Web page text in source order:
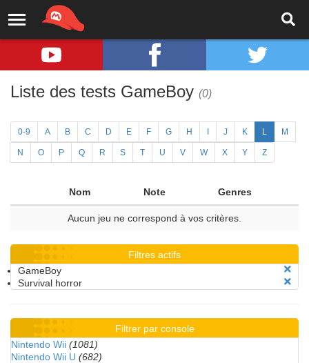
Liste des tests GameBoy (0)
0-9 A B C D E F G H J K L M
N O P Q R S T U V W X Y Z
Nom Note Genres
Aucun jeu ne correspond à vos critères.
Filtres actifs
GameBoy
Survival horror
Filtrer par console
Nintendo Wii (1081)
Nintendo Wii U (682)